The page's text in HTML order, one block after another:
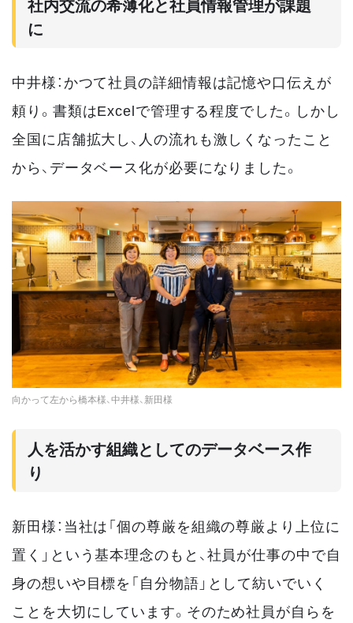
に
中井様：かつて社員の詳細情報は記憶や口伝えが
頼り。書類はExcelで管理する程度でした。しかし
全国に店舗拡大し、人の流れも激しくなったこと
から、データベース化が必要になりました。
向かって左から橋本様、中井様、新田様
人を活かす組織としてのデータベース作
り
新田様：当社は「個の尊厳を組織の尊厳より上位に
置く」という基本理念のもと、社員が仕事の中で自
身の想いや目標を「自分物語」として紡いでいく
ことを大切にしています。そのため社員が自らを